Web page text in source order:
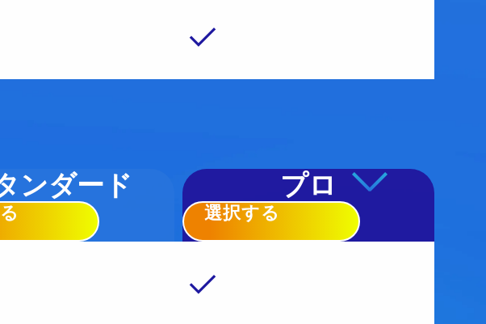
ンダード プロ
選択する